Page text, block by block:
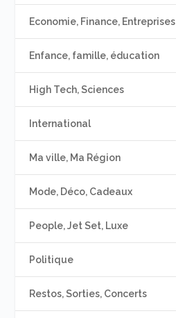
Economie, Finance, Entreprises
Enfance, famille, éducation
High Tech, Sciences
International
Ma ville, Ma Région
Mode, Déco, Cadeaux
People, Jet Set, Luxe
Politique
Restos, Sorties, Concerts